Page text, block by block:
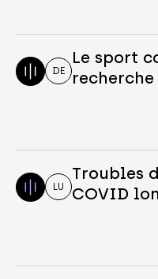
DE
Le sport
LU
Troubles
COVID